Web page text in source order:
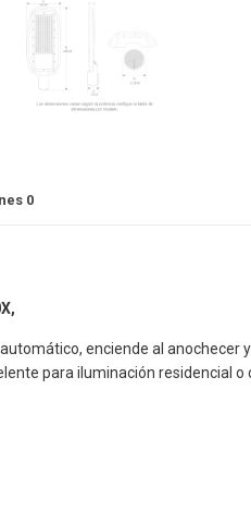
0
enciende al
para iluminación residencial o